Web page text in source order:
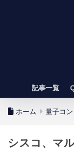
記事一覧
ホーム 量子コ
シスコ、マ